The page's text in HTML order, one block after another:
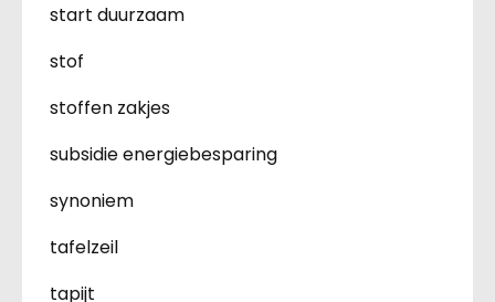
start duurzaam
stof
stoffen zakjes
subsidie energiebesparing
synoniem
tafelzeil
tapijt